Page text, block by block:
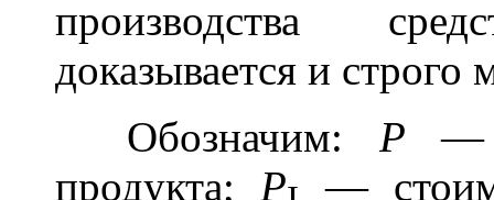
производства
доказывается и строго
Обозначим: Р—
продукта;P
—